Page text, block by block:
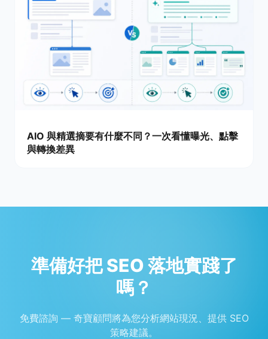
AIO 與精選摘要有什麼不同？一次看懂曝光、點擊
與轉換差異
準備好把 SEO 落地實踐了
嗎？
免費諮詢 — 奇寶顧問將為您分析網站現況、提供 SEO
策略建議。